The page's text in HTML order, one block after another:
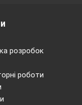
розробок
роботи